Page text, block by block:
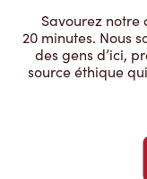
Savourez notre
20 minutes. Nous
des gens d’ici,
source éthique